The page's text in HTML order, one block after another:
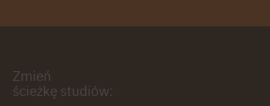
Zmień
ścieżkę studiów: